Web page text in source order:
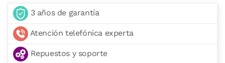
3 años de garantía
Atención telefónica experta
Repuestos y soporte